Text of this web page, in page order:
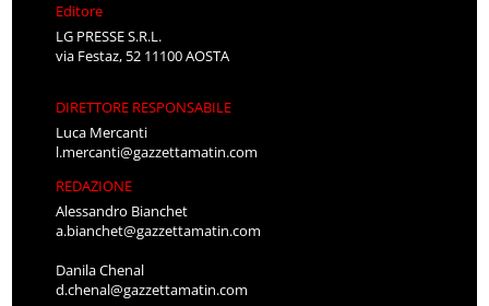
Editore
LG PRESSE S.R.L.
via Festaz, 52 11100 AOSTA
DIRETTORE RESPONSABILE
Luca Mercanti
l.mercanti@gazzettamatin.com
REDAZIONE
Alessandro Bianchet
a.bianchet@gazzettamatin.com
Danila Chenal
d.chenal@gazzettamatin.com